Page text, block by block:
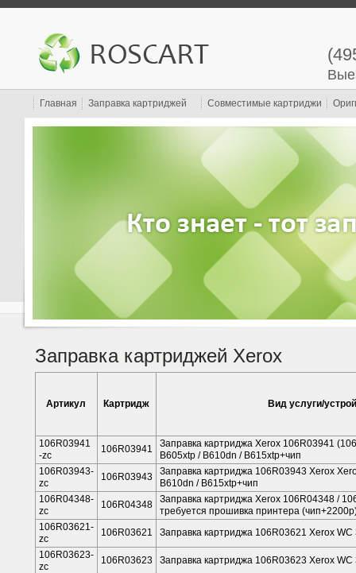
Главная Заправка картриджей Совместимые картриджи
Заправка картриджей Xerox
Артикул Картридж Вид услуги/
106R03941
-zc
106R03941
Заправка картриджа Xerox 106R03941
B605xtp / B610dn / B615xtp+чип
106R03943-
zc
106R03943
Заправка картриджа 106R03943 Xerox
B610dn / B615xtp+чип
106R04348-
zc
106R04348
Заправка картриджа Xerox 106R04348 /
требуется прошивка принтера
106R03621-
zc
106R03621
Заправка картриджа 106R03621 Xerox
106R03623-
zc
106R03623
Заправка картриджа 106R03623 Xerox